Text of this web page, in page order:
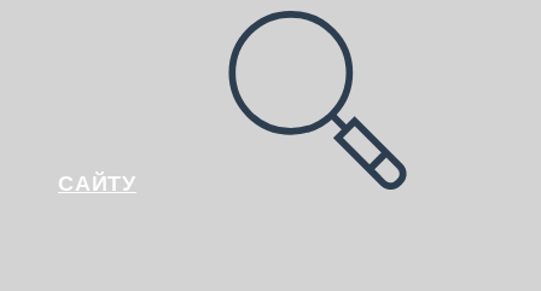
САЙТУ